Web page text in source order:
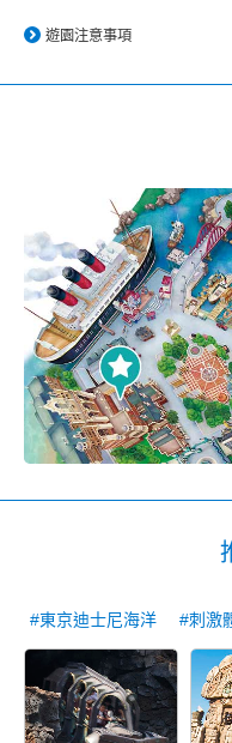
遊園注意事項
#東京迪士尼海洋 #刺激